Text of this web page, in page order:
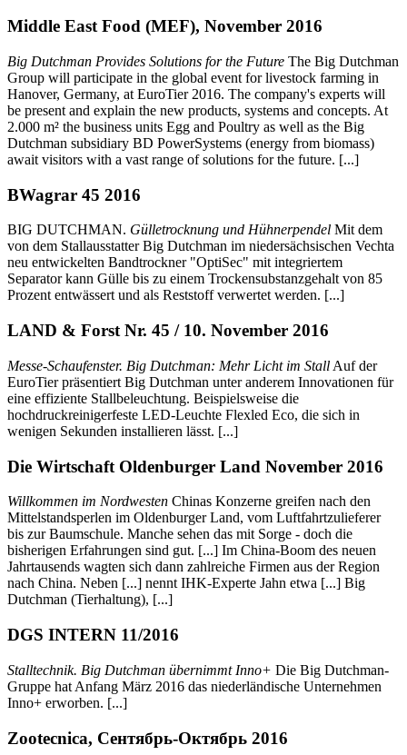
Middle East Food (MEF), November 2016
Big Dutchman Provides Solutions for the Future The Big Dutchman
Group will participate in the global event for livestock farming in
Hanover, Germany, at EuroTier 2016. The company's experts will
be present and explain the new products, systems and concepts. At
2.000 m² the business units Egg and Poultry as well as the Big
Dutchman subsidiary BD PowerSystems (energy from biomass)
await visitors with a vast range of solutions for the future. [...]
BWagrar 45 2016
BIG DUTCHMAN. Gülletrocknung und Hühnerpendel Mit dem
von dem Stallausstatter Big Dutchman im niedersächsischen Vechta
neu entwickelten Bandtrockner "OptiSec" mit integriertem
Separator kann Gülle bis zu einem Trockensubstanzgehalt von 85
Prozent entwässert und als Reststoff verwertet werden. [...]
LAND & Forst Nr. 45 / 10. November 2016
Messe-Schaufenster. Big Dutchman: Mehr Licht im Stall Auf der
EuroTier präsentiert Big Dutchman unter anderem Innovationen für
eine effiziente Stallbeleuchtung. Beispielsweise die
hochdruckreinigerfeste LED-Leuchte Flexled Eco, die sich in
wenigen Sekunden installieren lässt. [...]
Die Wirtschaft Oldenburger Land November 2016
Willkommen im Nordwesten Chinas Konzerne greifen nach den
Mittelstandsperlen im Oldenburger Land, vom Luftfahrtzulieferer
bis zur Baumschule. Manche sehen das mit Sorge - doch die
bisherigen Erfahrungen sind gut. [...] Im China-Boom des neuen
Jahrtausends wagten sich dann zahlreiche Firmen aus der Region
nach China. Neben [...] nennt IHK-Experte Jahn etwa [...] Big
Dutchman (Tierhaltung), [...]
DGS INTERN 11/2016
Stalltechnik. Big Dutchman übernimmt Inno+ Die Big Dutchman-
Gruppe hat Anfang März 2016 das niederländische Unternehmen
Inno+ erworben. [...]
Zootecnica, Сентябрь-Октябрь 2016